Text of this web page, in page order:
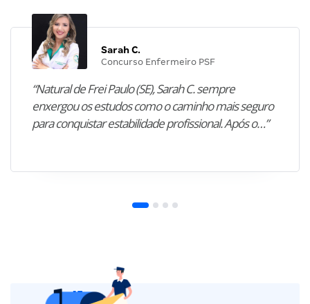
Sarah C.
Concurso Enfermeiro PSF
“Natural de Frei Paulo (SE), Sarah C. sempre
enxergou os estudos como o caminho mais seguro
para conquistar estabilidade profissional. Após o…”